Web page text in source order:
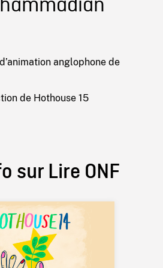
anglophone de
de Hothouse 15
sur Lire ONF